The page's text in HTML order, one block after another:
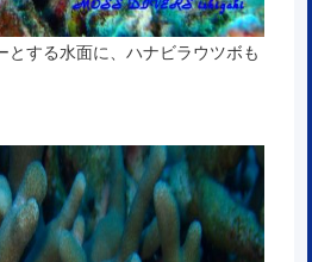
とする水面に、ハナビラウツボも